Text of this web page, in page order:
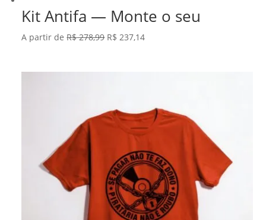
Kit Antifa — Monte o seu
A partir deR$278,99 O
R$ 237,14O